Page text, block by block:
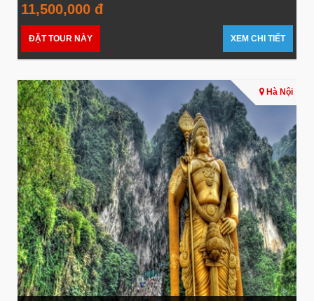
11,500,000 đ
ĐẶT TOUR NÀY XEM CHI TIẾT
Hà Nội